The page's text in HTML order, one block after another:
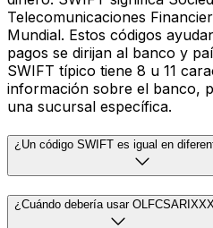
Telecomunicaciones
Mundial. Estos códigos
pagos se dirijan al banco y
SWIFT típico tiene 8 u 11
información sobre el banco,
una sucursal específica.
¿Un código SWIFT es igual en
¿Cuándo debería usar